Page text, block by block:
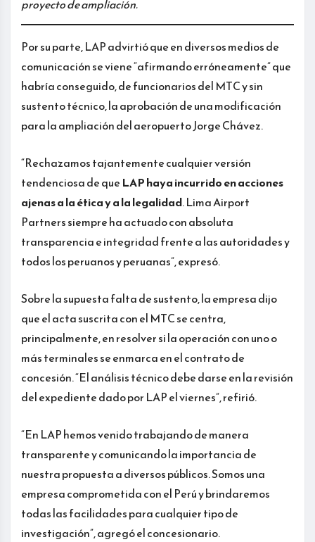
proyecto de ampliación.
Por su parte, LAP advirtió que en diversos medios de
comunicación se viene “afirmando erróneamente” que
habría conseguido, de funcionarios del MTC y sin
sustento técnico, la aprobación de una modificación
para la ampliación del aeropuerto Jorge Chávez.
“Rechazamos tajantemente cualquier versión
tendenciosa de que LAP haya incurrido en acciones
ajenas a la ética y a la legalidad. Lima Airport
Partners siempre ha actuado con absoluta
transparencia e integridad frente a las autoridades y
todos los peruanos y peruanas”, expresó.
Sobre la supuesta falta de sustento, la empresa dijo
que el acta suscrita con el MTC se centra,
principalmente, en resolver si la operación con uno o
más terminales se enmarca en el contrato de
concesión. “El análisis técnico debe darse en la revisión
del expediente dado por LAP el viernes”, refirió.
“En LAP hemos venido trabajando de manera
transparente y comunicando la importancia de
nuestra propuesta a diversos públicos. Somos una
empresa comprometida con el Perú y brindaremos
todas las facilidades para cualquier tipo de
investigación”, agregó el concesionario.